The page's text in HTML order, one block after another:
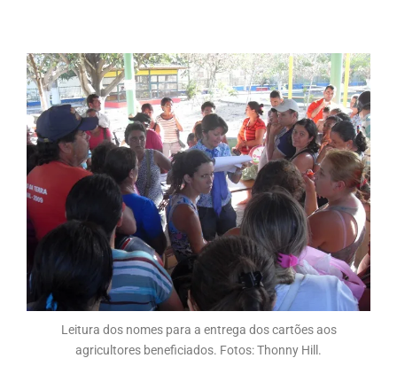
Leitura dos nomes para a entrega dos cartões aos
agricultores beneficiados. Fotos: Thonny Hill.